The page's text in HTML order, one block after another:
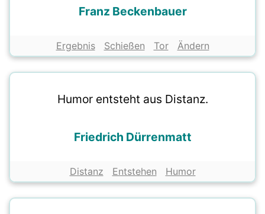
Franz Beckenbauer
Ergebnis Schießen Tor Ändern
Humor entsteht aus Distanz.
Friedrich Dürrenmatt
Distanz Entstehen Humor